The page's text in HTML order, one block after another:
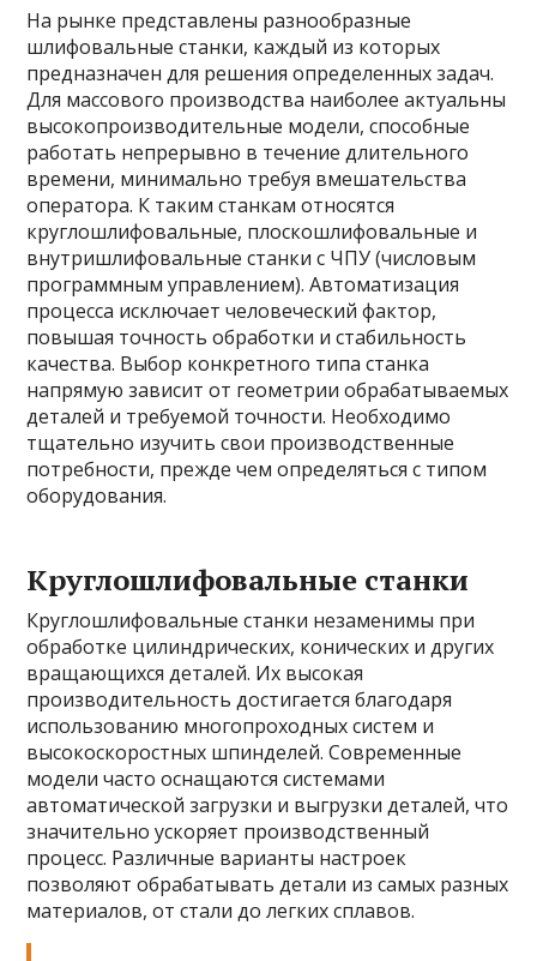
На рынке представлены разнообразные
шлифовальные станки, каждый из которых
предназначен для решения определенных задач.
Для массового производства наиболее актуальны
высокопроизводительные модели, способные
работать непрерывно в течение длительного
времени, минимально требуя вмешательства
оператора. К таким станкам относятся
круглошлифовальные, плоскошлифовальные и
внутришлифовальные станки с ЧПУ (числовым
программным управлением). Автоматизация
процесса исключает человеческий фактор,
повышая точность обработки и стабильность
качества. Выбор конкретного типа станка
напрямую зависит от геометрии обрабатываемых
деталей и требуемой точности. Необходимо
тщательно изучить свои производственные
потребности, прежде чем определяться с типом
оборудования.
Круглошлифовальные станки
Круглошлифовальные станки незаменимы при
обработке цилиндрических, конических и других
вращающихся деталей. Их высокая
производительность достигается благодаря
использованию многопроходных систем и
высокоскоростных шпинделей. Современные
модели часто оснащаются системами
автоматической загрузки и выгрузки деталей, что
значительно ускоряет производственный
процесс. Различные варианты настроек
позволяют обрабатывать детали из самых разных
материалов, от стали до легких сплавов.